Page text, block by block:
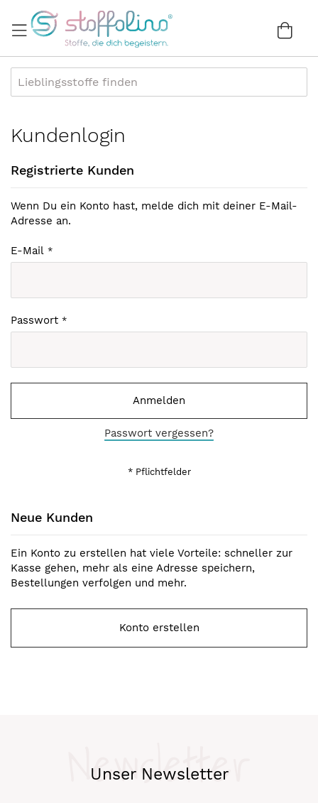
zum
Inhalt
Kundenlogin
Registrierte Kunden
Wenn Du ein Konto hast, melde dich mit deiner E-Mail-
Adresse an.
E-Mail
Passwort
Anmelden
Passwort vergessen?
Neue Kunden
Ein Konto zu erstellen hat viele Vorteile: schneller zur
Kasse gehen, mehr als eine Adresse speichern,
Bestellungen verfolgen und mehr.
Konto erstellen
Unser Newsletter
Newsletter